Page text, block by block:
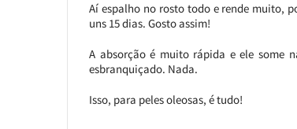
Aí espalho no rosto todo e rende muito,
uns 15 dias. Gosto assim!
A absorção é muito rápida e ele some
esbranquiçado. Nada.
Isso, para peles oleosas, é tudo!